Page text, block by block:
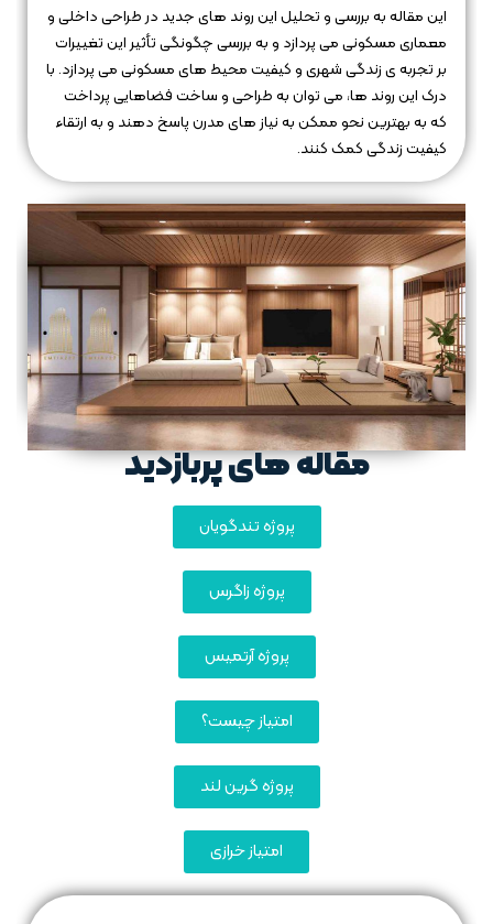
این مقاله به بررسی و تحلیل این روند های جدید در طراحی داخلی و
معماری مسکونی می‌ پردازد و به بررسی چگونگی تأثیر این تغییرات
بر تجربه‌ ی زندگی شهری و کیفیت محیط‌ های مسکونی می‌ پردازد. با
درک این روند ها، می‌ توان به طراحی و ساخت فضاهایی پرداخت
که به بهترین نحو ممکن به نیاز های مدرن پاسخ دهند و به ارتقاء
کیفیت زندگی کمک کنند.
مقاله های پربازدید
پروژه تندگویان
پروژه زاگرس
پروژه آرتمیس
امتیاز چیست؟
پروژه گرین لند
امتیاز خرازی